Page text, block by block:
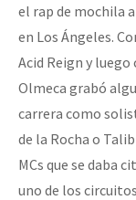
el rap de mochila
en Los Ángeles.
Acid Reign y
Olmeca grabó
carrera como
de la Rocha o
MCs que se daba
uno de los